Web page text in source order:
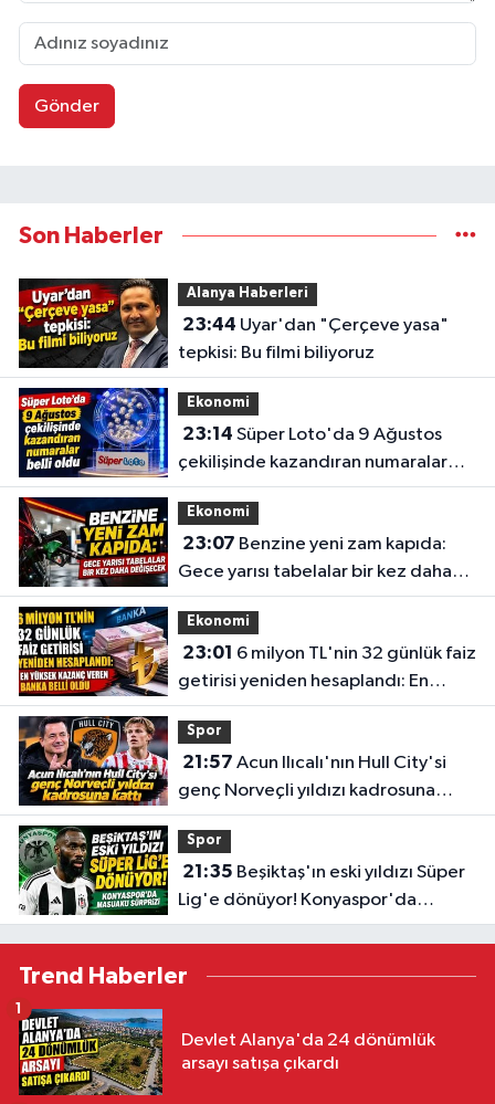
Gönder
Son Haberler
Alanya Haberleri
23:44
tepkisi: Bu filmi biliyoruz
Ekonomi
23:14
çekilişinde kazandıran numaralar
belli oldu
Ekonomi
23:07
Gece yarısı tabelalar bir kez daha
değişecek
Ekonomi
23:01
getirisi yeniden hesaplandı: En
yüksek kazanç veren banka belli
oldu
Spor
21:57
genç Norveçli yıldızı kadrosuna
kattı
Spor
21:35
Lig'e dönüyor! Konyaspor'da
Masuaku sürprizi
Trend Haberler
Devlet Alanya'da 24 dönümlük
arsayı satışa çıkardı
1